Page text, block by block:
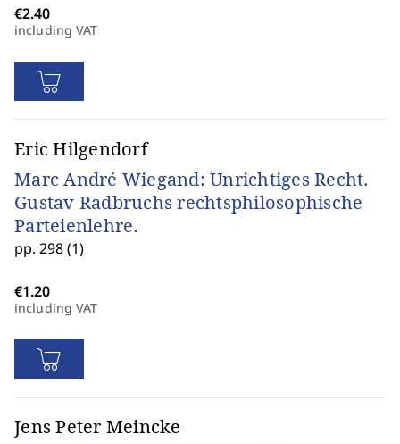
including VAT
Eric Hilgendorf
Marc André Wiegand: Unrichtiges Recht.
Gustav Radbruchs rechtsphilosophische
Parteienlehre.
pp. 298 (1)
including VAT
Jens Peter Meincke